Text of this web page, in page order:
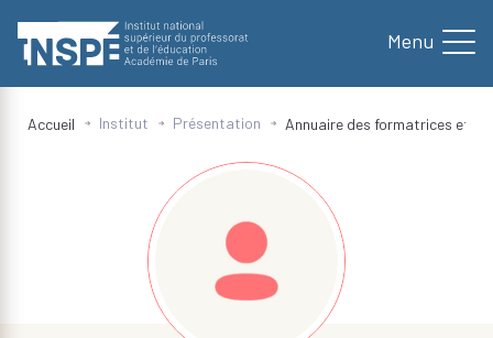
contenu
principal
Accueil Institut Présentation Annuaire des formatrices et